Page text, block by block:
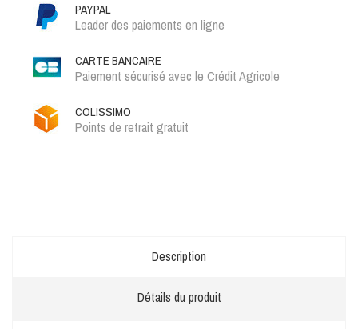
PAYPAL
Leader des paiements en ligne
CARTE BANCAIRE
Paiement sécurisé avec le Crédit Agricole
COLISSIMO
Points de retrait gratuit
Description
Détails du produit